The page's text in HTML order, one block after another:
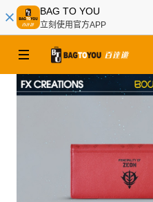
BAG TO YOU
立刻使用官方APP